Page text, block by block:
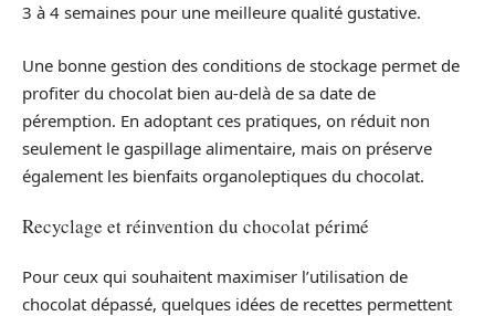
3 à 4 semaines pour une meilleure qualité gustative.
Une bonne gestion des conditions de stockage permet de
profiter du chocolat bien au-delà de sa date de
péremption. En adoptant ces pratiques, on réduit non
seulement le gaspillage alimentaire, mais on préserve
également les bienfaits organoleptiques du chocolat.
Recyclage et réinvention du chocolat périmé
Pour ceux qui souhaitent maximiser l’utilisation de
chocolat dépassé, quelques idées de recettes permettent